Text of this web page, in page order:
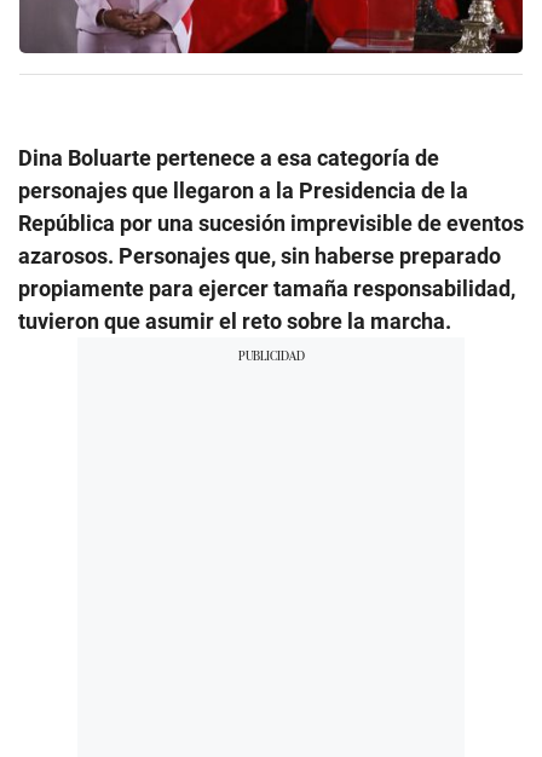
Dina Boluarte pertenece a esa categoría de
personajes que llegaron a la Presidencia de la
República por una sucesión imprevisible de eventos
azarosos. Personajes que, sin haberse preparado
propiamente para ejercer tamaña responsabilidad,
tuvieron que asumir el reto sobre la marcha.